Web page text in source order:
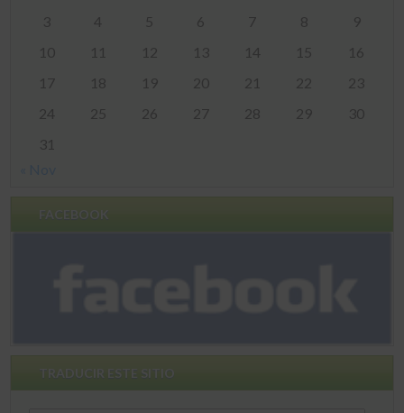
3
4 5 6 7 8
9
10
11 12 13 14 15
16
17
18 19 20 21 22
23
24
25 26 27 28 29
30
31
FACEBOOK
TRADUCIR ESTE SITIO